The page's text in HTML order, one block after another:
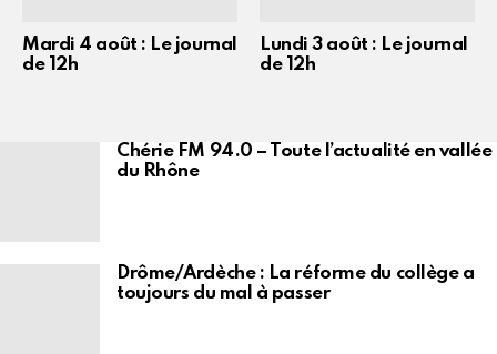
Mardi 4 août : Le journal
de 12h
Lundi 3 août : Le journal
de 12h
Chérie FM 94.0 – Toute l’actualité en vallée
du Rhône
Drôme/Ardèche : La réforme du collège a
toujours du mal à passer